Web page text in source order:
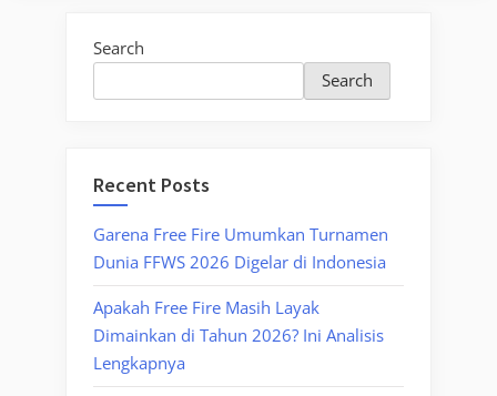
Search
Search
Recent Posts
Garena Free Fire Umumkan Turnamen
Dunia FFWS 2026 Digelar di Indonesia
Apakah Free Fire Masih Layak
Dimainkan di Tahun 2026? Ini Analisis
Lengkapnya